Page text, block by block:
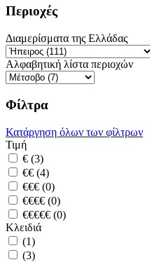
Περιοχές
Διαμερίσματα της Ελλάδας
Αλφαβητική λίστα περιοχών
Φίλτρα
Κατάργηση όλων των φίλτρων
Τιμή
€ (3)
€€ (4)
€€€ (0)
€€€€ (0)
€€€€€ (0)
Κλειδιά
(1)
(3)